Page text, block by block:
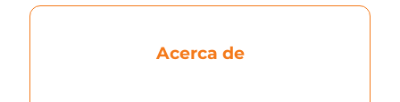
Acerca de